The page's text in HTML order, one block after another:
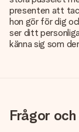
presenten att
hon gör för dig
ser ditt
känna sig som
Frågor